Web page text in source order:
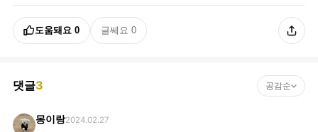
도움돼요 0 글쎄요 0
댓글3 공감순
몽이랑2024.02.27